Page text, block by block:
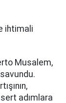
ihtimali
Musalem,
adımlara